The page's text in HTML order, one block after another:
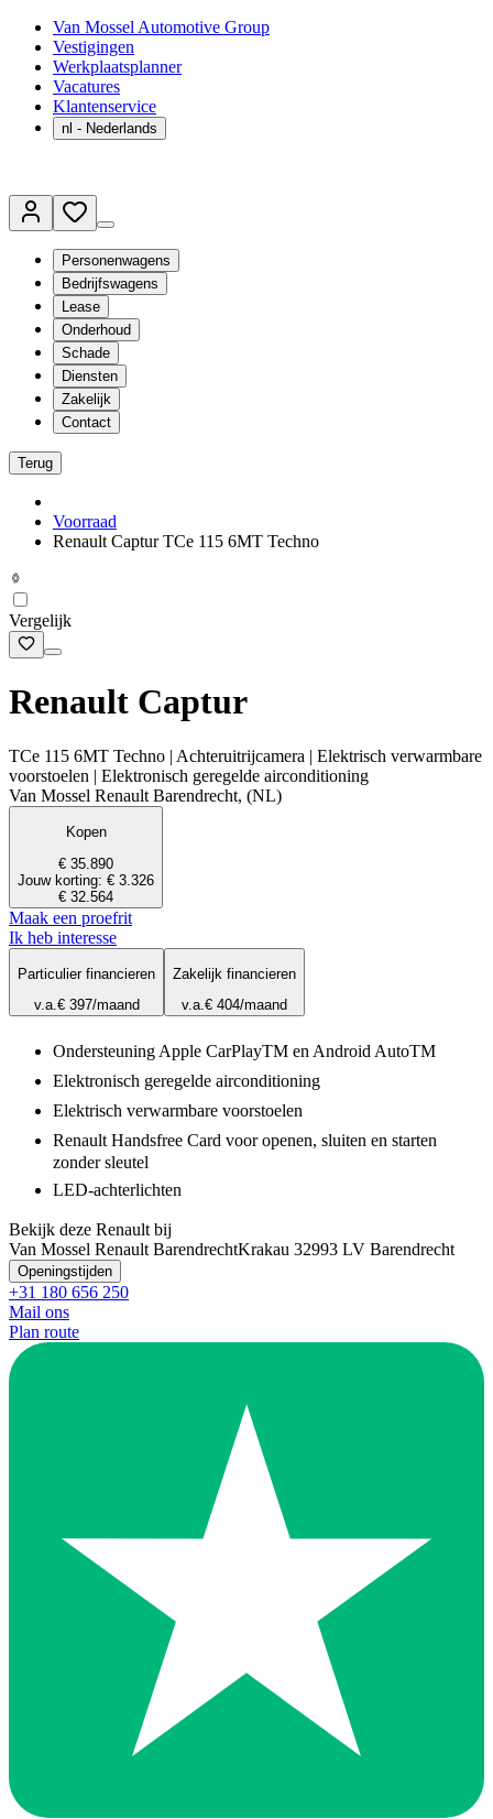
Van Mossel Automotive Group
Vestigingen
Werkplaatsplanner
Vacatures
Klantenservice
nl - Nederlands
Personenwagens
Bedrijfswagens
Lease
Onderhoud
Schade
Diensten
Zakelijk
Contact
Terug
Voorraad
Renault Captur TCe 115 6MT Techno
Vergelijk
Renault Captur
TCe 115 6MT Techno | Achteruitrijcamera | Elektrisch verwarmbare
voorstoelen | Elektronisch geregelde airconditioning
Van Mossel Renault Barendrecht, (NL)
Kopen
€ 35.890
Jouw korting: € 3.326
€ 32.564
Maak een proefrit
Ik heb interesse
Particulier financieren
v.a.€ 397/maand
Zakelijk financieren
v.a.€ 404/maand
Ondersteuning Apple CarPlayTM en Android AutoTM
Elektronisch geregelde airconditioning
Elektrisch verwarmbare voorstoelen
Renault Handsfree Card voor openen, sluiten en starten
zonder sleutel
LED-achterlichten
Bekijk deze Renault bij
Van Mossel Renault BarendrechtKrakau 32993 LV Barendrecht
Openingstijden
+31 180 656 250
Mail ons
Plan route